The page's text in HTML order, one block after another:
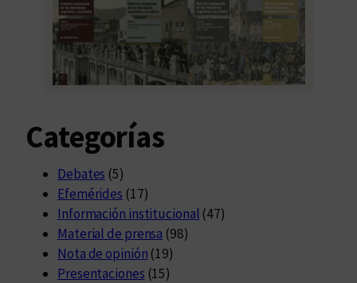
Categorías
Debates (5)
Efemérides (17)
Información institucional (47)
Material de prensa (98)
Nota de opinión (19)
Presentaciones (15)